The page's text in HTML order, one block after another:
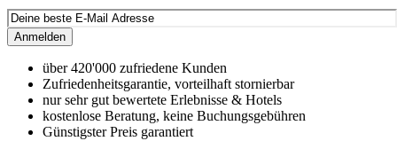
Anmelden
über 420'000 zufriedene Kunden
Zufriedenheitsgarantie, vorteilhaft stornierbar
nur sehr gut bewertete Erlebnisse & Hotels
kostenlose Beratung, keine Buchungsgebühren
Günstigster Preis garantiert